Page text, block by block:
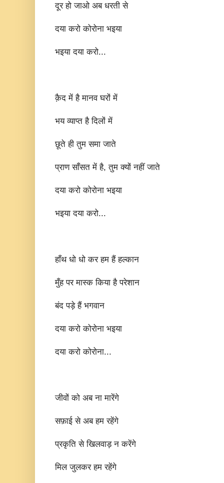
दूर हो जाओ अब धरती से
दया करो कोरोना भइया
भइया दया करो...
क़ैद में है मानव घरों में
भय व्याप्त है दिलों में
छूते ही तुम समा जाते
प्राण साँसत में है, तुम क्यों नहीं जाते
दया करो कोरोना भइया
भइया दया करो...
हाँथ धो धो कर हम हैं हल्कान
मुँह पर मास्क किया है परेशान
बंद पड़े हैं भगवान
दया करो कोरोना भइया
दया करो कोरोना...
जीवों को अब ना मारेंगे
सफ़ाई से अब हम रहेंगे
प्रकृति से खिलवाड़ न करेंगे
मिल जुलकर हम रहेंगे